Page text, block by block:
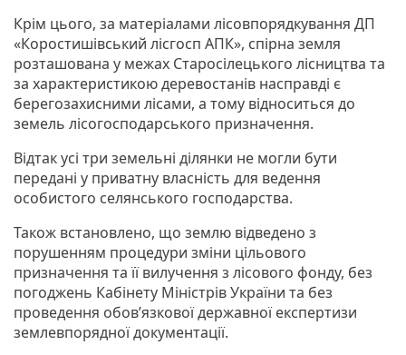
Крім цього, за матеріалами лісовпорядкування ДП
«Коростишівський лісгосп АПК», спірна земля
розташована у межах Старосілецького лісництва та
за характеристикою деревостанів насправді є
берегозахисними лісами, а тому відноситься до
земель лісогосподарського призначення.
Відтак усі три земельні ділянки не могли бути
передані у приватну власність для ведення
особистого селянського господарства.
Також встановлено, що землю відведено з
порушенням процедури зміни цільового
призначення та її вилучення з лісового фонду, без
погоджень Кабінету Міністрів України та без
проведення обов’язкової державної експертизи
землевпорядної документації.